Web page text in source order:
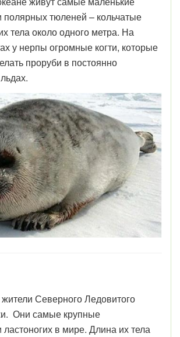
полярных тюленей – кольчатые
тела около одного метра. На
у нерпы огромные когти, которые
проруби в постоянно
Северного Ледовитого
Они самые крупные
ластоногих в мире. Длина их тела